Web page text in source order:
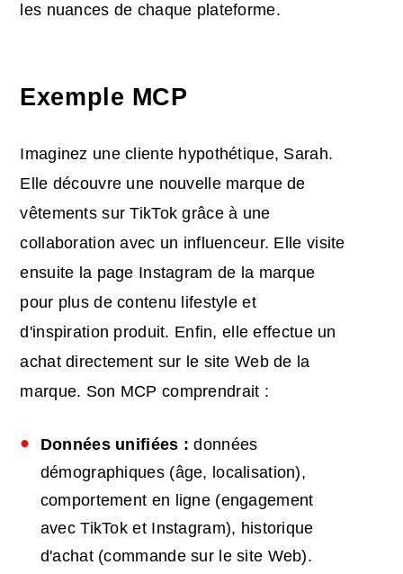
les nuances de chaque plateforme.
Exemple MCP
Imaginez une cliente hypothétique, Sarah.
Elle découvre une nouvelle marque de
vêtements sur TikTok grâce à une
collaboration avec un influenceur. Elle visite
ensuite la page Instagram de la marque
pour plus de contenu lifestyle et
d'inspiration produit. Enfin, elle effectue un
achat directement sur le site Web de la
marque. Son MCP comprendrait :
Données unifiées : données
démographiques (âge, localisation),
comportement en ligne (engagement
avec TikTok et Instagram), historique
d'achat (commande sur le site Web).